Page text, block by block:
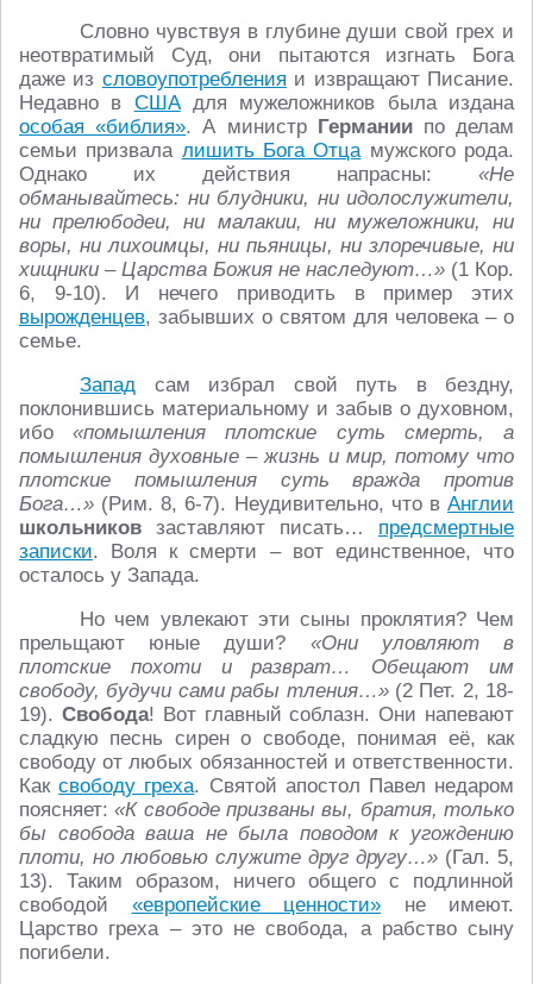
Словно чувствуя в глубине души свой грех и
неотвратимый Суд, они пытаются изгнать Бога
даже из словоупотребления и извращают Писание.
Недавно в СШАдля мужеложников была издана
особая «библия». А министр Германиипо делам
семьи призвала лишить Бога Отцамужского рода.
Однако их действия напрасны: «Не
обманывайтесь: ни блудники, ни идолослужители,
ни прелюбодеи, ни малакии, ни мужеложники, ни
воры, ни лихоимцы, ни пьяницы, ни злоречивые, ни
хищники – Царства Божия не наследуют…» (1 Кор.
6, 9-10). И нечего приводить в пример этих
вырожденцев, забывших о святом для человека – о
семье.
Запад сам избрал свой путь в бездну,
поклонившись материальному и забыв о духовном,
ибо«помышления плотские суть смерть, а
помышления духовные – жизнь и мир, потому что
плотские помышления суть вражда против
Бога…» (Рим. 8, 6-7). Неудивительно, что в Англии
школьников заставляют писать… предсмертные
записки. Воля к смерти – вот единственное, что
осталось у Запада.
Но чем увлекают эти сыны проклятия? Чем
прельщают юные души? «Они уловляют в
плотские похоти и разврат… Обещают им
свободу, будучи сами рабы тления…»(2 Пет. 2, 18-
19). Свобода! Вот главный соблазн. Они напевают
сладкую песнь сирен о свободе, понимая её, как
свободу от любых обязанностей и ответственности.
Каксвободу греха. Святой апостол Павел недаром
поясняет:«К свободе призваны вы, братия, только
бы свобода ваша не была поводом к угождению
плоти, но любовью служите друг другу…» (Гал. 5,
13). Таким образом, ничего общего с подлинной
свободой «европейские ценности» не имеют.
Царство греха – это не свобода, а рабство сыну
погибели.